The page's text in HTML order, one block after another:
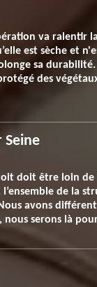
va ralentir
est sèche et
sa durabilité.
des
doit être loin de
de la
avons
serons là